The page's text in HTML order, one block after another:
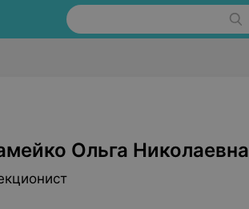
Ольга Николаевна